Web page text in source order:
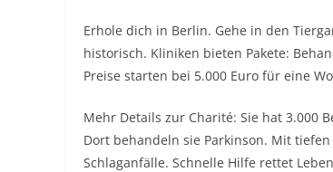
Erhole dich in Berlin. Gehe in den
historisch. Kliniken bieten Pakete:
Preise starten bei 5.000 Euro für eine
Mehr Details zur Charité: Sie hat 3.000
Dort behandeln sie Parkinson. Mit
Schlaganfälle. Schnelle Hilfe rettet